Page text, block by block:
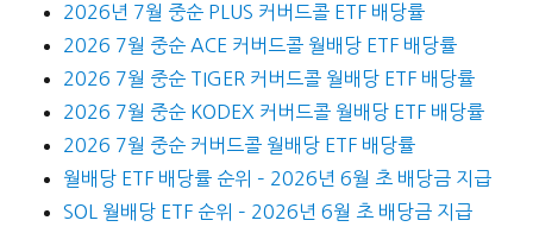
2026년 7월 중순 PLUS 커버드콜 ETF 배당률
2026 7월 중순 ACE 커버드콜 월배당 ETF 배당률
2026 7월 중순 TIGER 커버드콜 월배당 ETF 배당률
2026 7월 중순 KODEX 커버드콜 월배당 ETF 배당률
2026 7월 중순 커버드콜 월배당 ETF 배당률
월배당 ETF 배당률 순위 – 2026년 6월 초 배당금 지급
SOL 월배당 ETF 순위 – 2026년 6월 초 배당금 지급